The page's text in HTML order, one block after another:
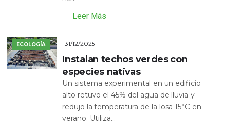
Leer Más
ECOLOGÍA 31/12/2025
Instalan techos verdes con
especies nativas
Un sistema experimental en un edificio
alto retuvo el 45% del agua de lluvia y
redujo la temperatura de la losa 15°C en
verano. Utiliza...